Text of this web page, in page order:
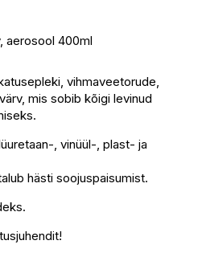
aerosool 400ml
vihmaveetorude,
mis sobib kõigi levinud
, vinüül-, plast- ja
hästi soojuspaisumist.